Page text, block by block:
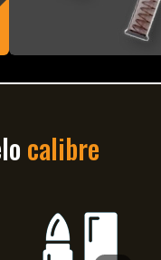
CARABINAS
calibre